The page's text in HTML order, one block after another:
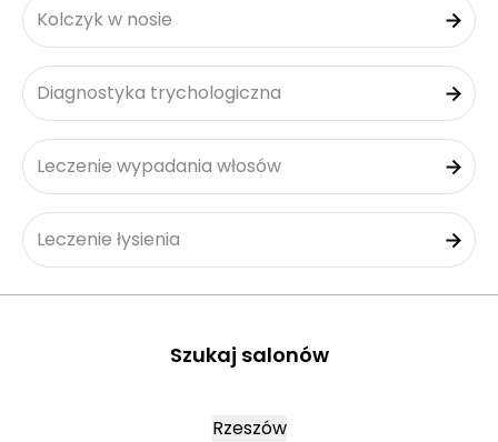
Kolczyk w nosie
Diagnostyka trychologiczna
Leczenie wypadania włosów
Leczenie łysienia
Szukaj salonów
Rzeszów